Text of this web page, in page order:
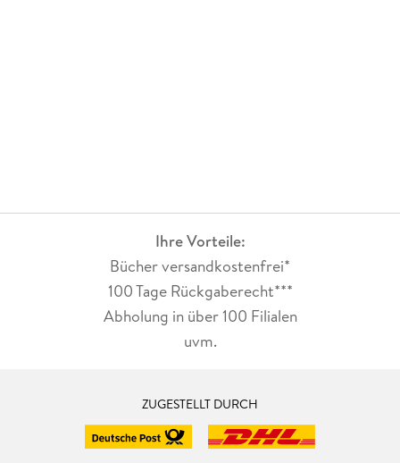
Ihre Vorteile:
Bücher versandkostenfrei*
100 Tage Rückgaberecht***
Abholung in über 100 Filialen
uvm.
ZUGESTELLT DURCH